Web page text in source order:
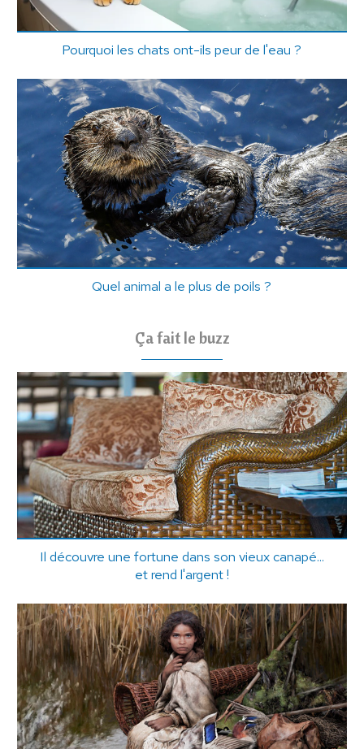
Pourquoi les chats ont-ils peur de l'eau ?
Quel animal a le plus de poils ?
Ça fait le buzz
Il découvre une fortune dans son vieux canapé...
et rend l'argent !